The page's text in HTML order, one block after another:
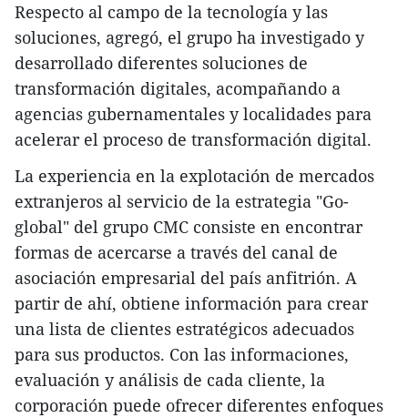
Respecto al campo de la tecnología y las
soluciones, agregó, el grupo ha investigado y
desarrollado diferentes soluciones de
transformación digitales, acompañando a
agencias gubernamentales y localidades para
acelerar el proceso de transformación digital.
La experiencia en la explotación de mercados
extranjeros al servicio de la estrategia "Go-
global" del grupo CMC consiste en encontrar
formas de acercarse a través del canal de
asociación empresarial del país anfitrión. A
partir de ahí, obtiene información para crear
una lista de clientes estratégicos adecuados
para sus productos. Con las informaciones,
evaluación y análisis de cada cliente, la
corporación puede ofrecer diferentes enfoques